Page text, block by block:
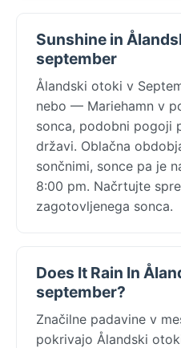
Sunshine in
september
Ålandski otoki v
nebo — Mariehamn v
sonca, podobni pogoji
državi. Oblačna
sončnimi, sonce pa je
8:00 pm. Načrtujte
zagotovljenega sonca.
Does It Rain In
september?
Značilne padavine v
pokrivajo Ålandski